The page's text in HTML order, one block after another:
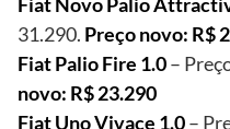
31.290. Preço novo: R$
Fiat Palio Fire 1.0–
novo: R$ 23.290
Fiat Uno Vivace 1.0–